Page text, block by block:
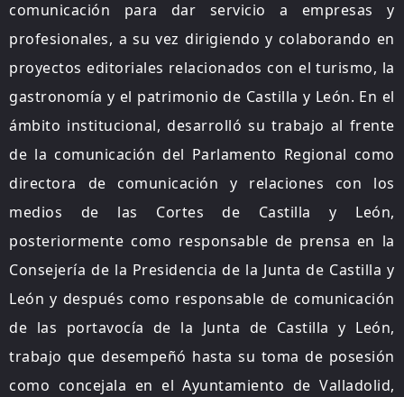
comunicación para dar servicio a empresas y
profesionales, a su vez dirigiendo y colaborando en
proyectos editoriales relacionados con el turismo, la
gastronomía y el patrimonio de Castilla y León. En el
ámbito institucional, desarrolló su trabajo al frente
de la comunicación del Parlamento Regional como
directora de comunicación y relaciones con los
medios de las Cortes de Castilla y León,
posteriormente como responsable de prensa en la
Consejería de la Presidencia de la Junta de Castilla y
León y después como responsable de comunicación
de las portavocía de la Junta de Castilla y León,
trabajo que desempeñó hasta su toma de posesión
como concejala en el Ayuntamiento de Valladolid,